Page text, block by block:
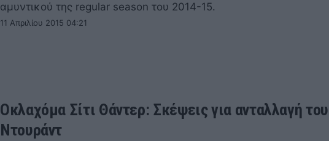
αμυντικού της regular season του 2014-15.
11 Απριλίου 2015 04:21
Οκλαχόμα Σίτι Θάντερ: Σκέψεις για ανταλλαγή του
Ντουράντ